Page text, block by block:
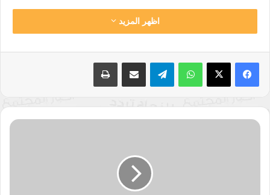
أمام نعش جدته
اظهر المزيد
واتساب تيلقرام مشاركة عبر البريد طباعة
تعداد